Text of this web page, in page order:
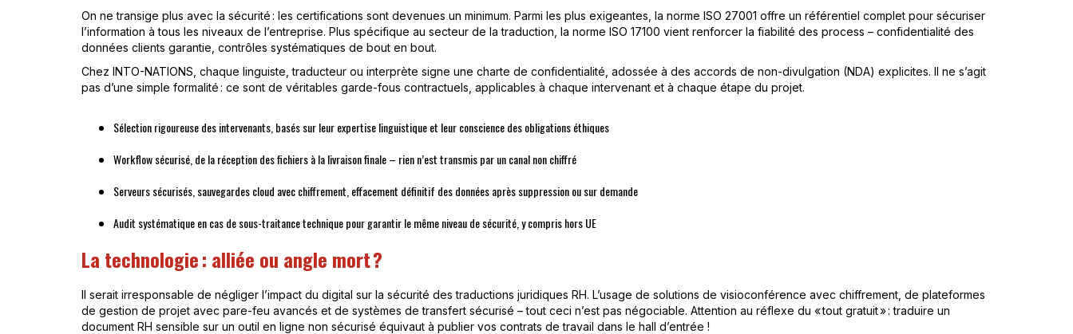
On ne transige plus avec la sécurité : les certifications sont devenues un minimum. Parmi les plus exigeantes, la norme ISO 27001 offre un référentiel complet pour sécuriser
l’information à tous les niveaux de l’entreprise. Plus spécifique au secteur de la traduction, la norme ISO 17100 vient renforcer la fiabilité des process – confidentialité des
données clients garantie, contrôles systématiques de bout en bout.
Chez INTO-NATIONS, chaque linguiste, traducteur ou interprète signe une charte de confidentialité, adossée à des accords de non-divulgation (NDA) explicites. Il ne s’agit
pas d’une simple formalité : ce sont de véritables garde-fous contractuels, applicables à chaque intervenant et à chaque étape du projet.
Sélection rigoureuse des intervenants, basés sur leur expertise linguistique et leur conscience des obligations éthiques
Workflow sécurisé, de la réception des fichiers à la livraison finale – rien n’est transmis par un canal non chiffré
Serveurs sécurisés, sauvegardes cloud avec chiffrement, effacement définitif des données après suppression ou sur demande
Audit systématique en cas de sous-traitance technique pour garantir le même niveau de sécurité, y compris hors UE
La technologie : alliée ou angle mort ?
Il serait irresponsable de négliger l’impact du digital sur la sécurité des traductions juridiques RH. L’usage de solutions de visioconférence avec chiffrement, de plateformes
de gestion de projet avec pare-feu avancés et de systèmes de transfert sécurisé – tout ceci n’est pas négociable. Attention au réflexe du « tout gratuit » : traduire un
document RH sensible sur un outil en ligne non sécurisé équivaut à publier vos contrats de travail dans le hall d’entrée !